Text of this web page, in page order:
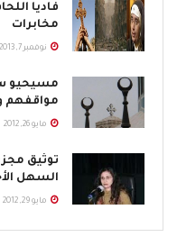
فاديا
مخابرات
نوفمبر 7, 2013
مسيحيو
مواقفهم
مايو 26, 2012
توثيق
السهل
مايو 29, 2012